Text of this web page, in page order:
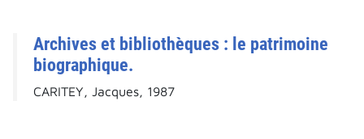
Archives et bibliothèques : le patrimoine
biographique.
CARITEY, Jacques, 1987